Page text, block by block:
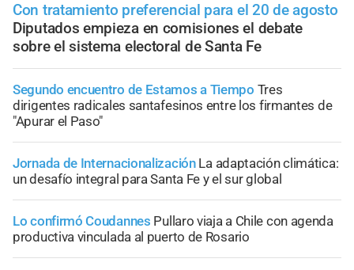
Con tratamiento preferencial para el 20 de agosto
Diputados empieza en comisiones el debate
sobre el sistema electoral de Santa Fe
Segundo encuentro de Estamos a Tiempo Tres
dirigentes radicales santafesinos entre los firmantes de
"Apurar el Paso"
Jornada de Internacionalización La adaptación climática:
un desafío integral para Santa Fe y el sur global
Lo confirmó Coudannes Pullaro viaja a Chile con agenda
productiva vinculada al puerto de Rosario